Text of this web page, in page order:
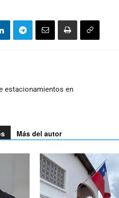
estacionamientos en
Más del autor